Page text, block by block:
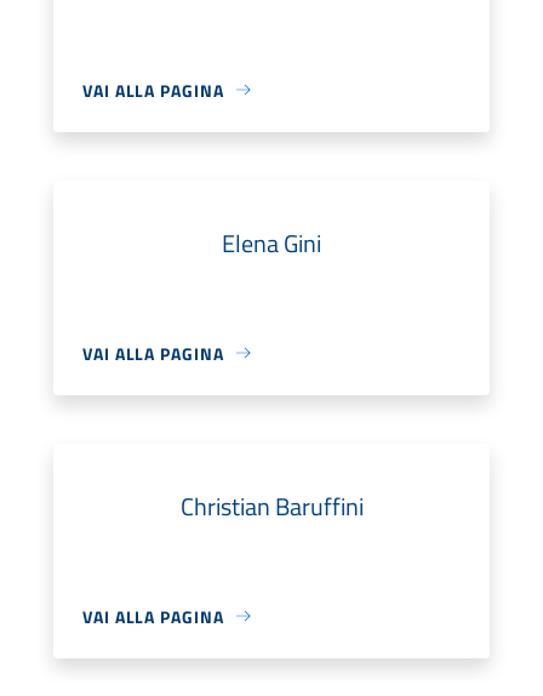
VAI ALLA PAGINA
Elena Gini
VAI ALLA PAGINA
Christian Baruffini
VAI ALLA PAGINA